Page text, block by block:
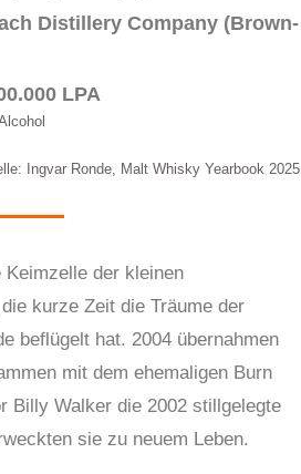
Distillery Company (Brown-
LPA
Ingvar Ronde, Malt Whisky Yearbook 2025
der kleinen
kurze Zeit die Träume der
beflügelt hat. 2004 übernahmen
mit dem ehemaligen Burn
Billy Walker die 2002 stillgelegte
sie zu neuem Leben.